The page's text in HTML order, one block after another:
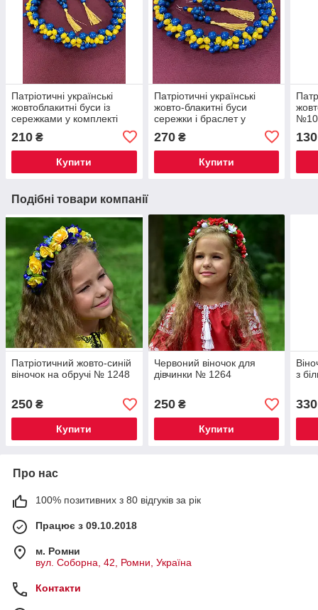
Патріотичні українські
жовтоблакитні буси із
сережками у комплекті
210 ₴
Купити
Патріотичні українські
жовто-блакитні буси
сережки і браслет у
270₴
Купити
130
Подібні товари компанії
Патріотичний жовто-синій
віночок на обручі № 1248
250 ₴
Купити
Червоний віночок для
дівчинки № 1264
250₴
Купити
з
330
Про нас
100% позитивних з 80 відгуків за рік
Працює з 09.10.2018
м. Ромни
вул. Соборна, 42, Ромни, Україна
Контакти